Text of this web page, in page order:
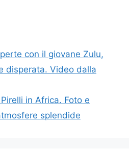
con il giovane Zulu,
disperata. Video dalla
in Africa. Foto e
splendide